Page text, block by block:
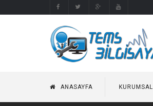
ANASAYFA KURUMSAL